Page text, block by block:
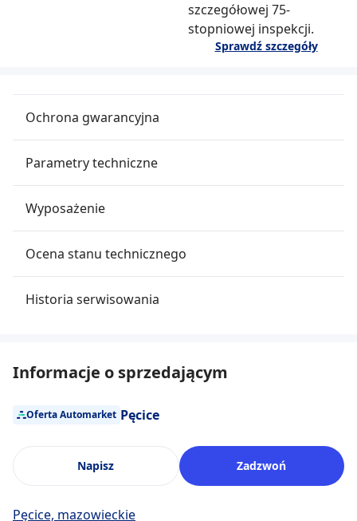
szczegółowej 75-
stopniowej inspekcji.
Sprawdź szczegóły
Ochrona gwarancyjna
Parametry techniczne
Wyposażenie
Ocena stanu technicznego
Historia serwisowania
Informacje o sprzedającym
Oferta Automarket Pęcice
Napisz Zadzwoń
Pęcice, mazowieckie